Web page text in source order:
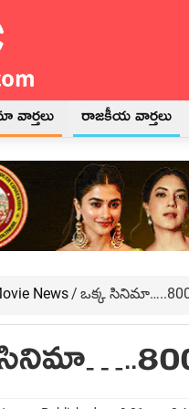
వార్తలు రాజకీయ వార్తలు
News / ఒక్క